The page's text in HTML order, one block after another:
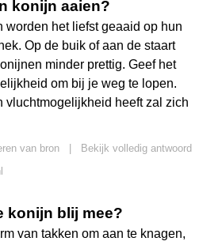
konijn aaien?
worden het liefst geaaid op hun
Op de buik of aan de staart
minder prettig. Geef het
om bij je weg te lopen.
vluchtmogelijkheid heeft zal zich
van bron
Bekijk volledig antwoord
konijn blij mee?
van takken om aan te knagen,